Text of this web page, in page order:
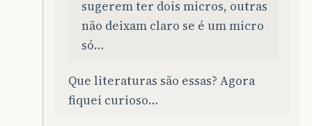
sugerem ter dois micros, outras
não deixam claro se é um micro
só…
Que literaturas são essas? Agora
fiquei curioso…